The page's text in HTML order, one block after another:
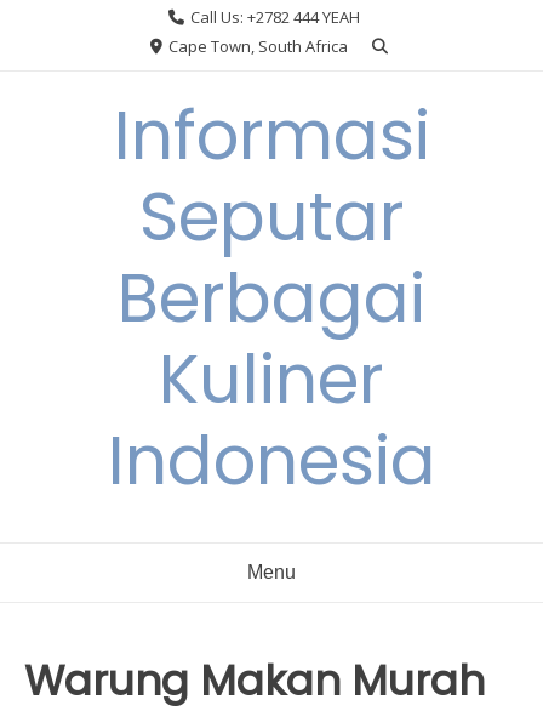
Call Us: +2782 444 YEAH
Cape Town, South Africa
Informasi
Seputar
Berbagai
Kuliner
Indonesia
Menu
Warung Makan Murah